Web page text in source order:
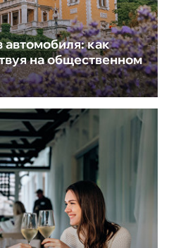
как
на общественном